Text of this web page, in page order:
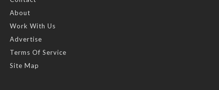
About
Work With Us
Advertise
Terms Of Service
Site Map